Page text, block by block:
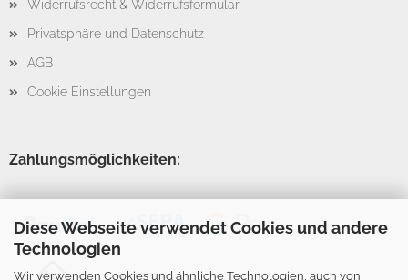
Diese Webseite verwendet Cookies und andere
Technologien
Wir verwenden Cookies und ähnliche Technologien, auch von
Widerrufsrecht & Widerrufsformular
Privatsphäre und Datenschutz
AGB
Cookie Einstellungen
Zahlungsmöglichkeiten: